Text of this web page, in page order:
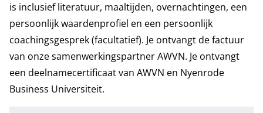
is inclusief literatuur, maaltijden, overnachtingen, een
persoonlijk waardenprofiel en een persoonlijk
coachingsgesprek (facultatief). Je ontvangt de factuur
van onze samenwerkingspartner AWVN. Je ontvangt
een deelnamecertificaat van AWVN en Nyenrode
Business Universiteit.